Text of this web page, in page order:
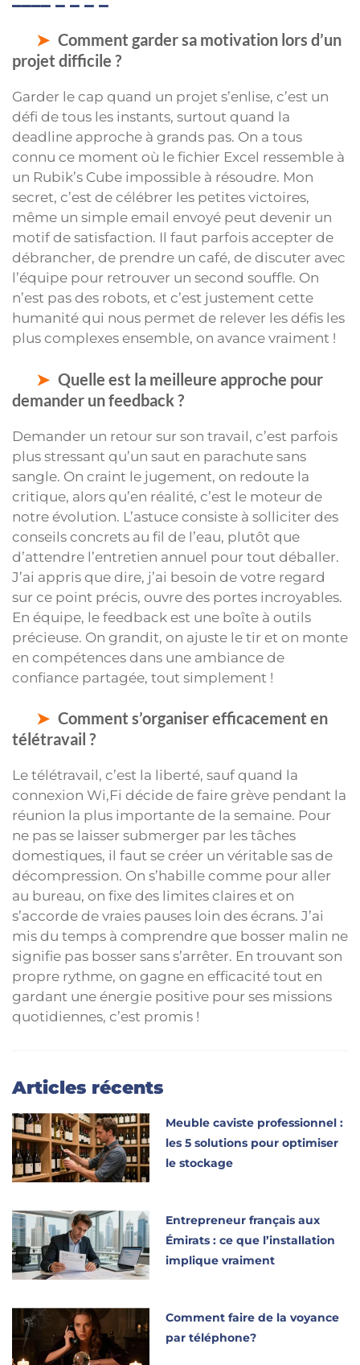
Comment garder sa motivation lors d’un
projet difficile ?
Garder le cap quand un projet s’enlise, c’est un
défi de tous les instants, surtout quand la
deadline approche à grands pas. On a tous
connu ce moment où le fichier Excel ressemble à
un Rubik’s Cube impossible à résoudre. Mon
secret, c’est de célébrer les petites victoires,
même un simple email envoyé peut devenir un
motif de satisfaction. Il faut parfois accepter de
débrancher, de prendre un café, de discuter avec
l’équipe pour retrouver un second souffle. On
n’est pas des robots, et c’est justement cette
humanité qui nous permet de relever les défis les
plus complexes ensemble, on avance vraiment !
Quelle est la meilleure approche pour
demander un feedback ?
Demander un retour sur son travail, c’est parfois
plus stressant qu’un saut en parachute sans
sangle. On craint le jugement, on redoute la
critique, alors qu’en réalité, c’est le moteur de
notre évolution. L’astuce consiste à solliciter des
conseils concrets au fil de l’eau, plutôt que
d’attendre l’entretien annuel pour tout déballer.
J’ai appris que dire, j’ai besoin de votre regard
sur ce point précis, ouvre des portes incroyables.
En équipe, le feedback est une boîte à outils
précieuse. On grandit, on ajuste le tir et on monte
en compétences dans une ambiance de
confiance partagée, tout simplement !
Comment s’organiser efficacement en
télétravail ?
Le télétravail, c’est la liberté, sauf quand la
connexion Wi,Fi décide de faire grève pendant la
réunion la plus importante de la semaine. Pour
ne pas se laisser submerger par les tâches
domestiques, il faut se créer un véritable sas de
décompression. On s’habille comme pour aller
au bureau, on fixe des limites claires et on
s’accorde de vraies pauses loin des écrans. J’ai
mis du temps à comprendre que bosser malin ne
signifie pas bosser sans s’arrêter. En trouvant son
propre rythme, on gagne en efficacité tout en
gardant une énergie positive pour ses missions
quotidiennes, c’est promis !
Articles récents
Meuble caviste professionnel :
les 5 solutions pour optimiser
le stockage
Entrepreneur français aux
Émirats : ce que l’installation
implique vraiment
Comment faire de la voyance
par téléphone?